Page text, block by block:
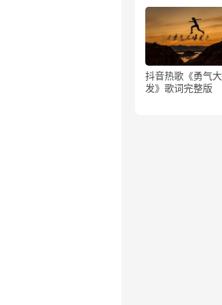
抖音热歌《勇气
发》歌词完整版